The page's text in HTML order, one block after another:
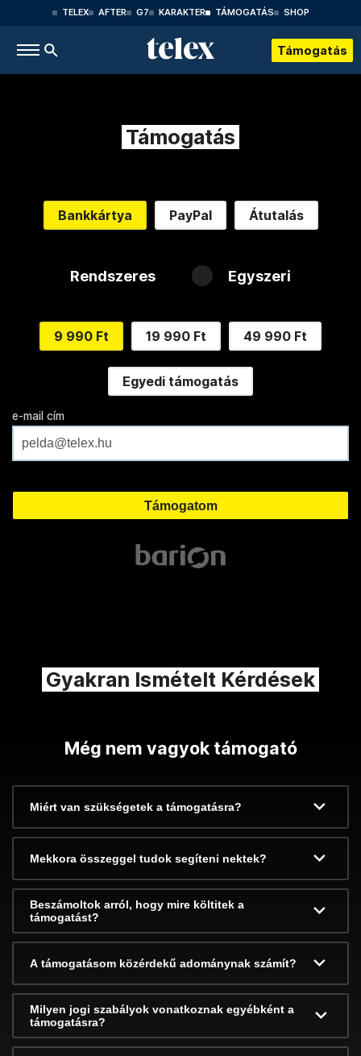
TELEX AFTER G7 KARAKTER TÁMOGATÁS SHOP
Támogatás
Támogatás
Bankkártya PayPal Átutalás
Rendszeres Egyszeri
9 990 Ft 19 990 Ft 49 990 Ft
Egyedi támogatás
e-mail cím
Gyakran Ismételt Kérdések
Még nem vagyok támogató
Miért van szükségetek a támogatásra?
Mekkora összeggel tudok segíteni nektek?
Beszámoltok arról, hogy mire költitek a
támogatást?
A támogatásom közérdekű adománynak számít?
Milyen jogi szabályok vonatkoznak egyébként a
támogatásra?